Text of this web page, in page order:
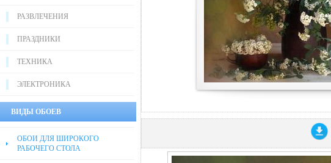
РАЗВЛЕЧЕНИЯ
ПРАЗДНИКИ
ТЕХНИКА
ЭЛЕКТРОНИКА
ВИДЫ ОБОЕВ
ОБОИ ДЛЯ ШИРОКОГО
РАБОЧЕГО СТОЛА